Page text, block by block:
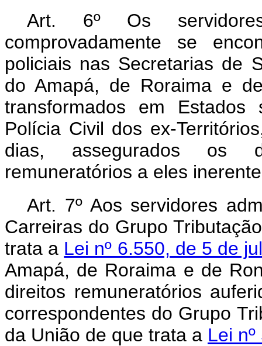
Art. 6º Os
comprovadamente se
policiais nas Secretarias de
do Amapá, de Roraima e
transformados em
Polícia Civil dos ex-
dias, assegurados os
remuneratórios a eles
Art. 7º Aos servidores
Carreiras do Grupo
trata a Lei nº 6.550, de 5 de
Amapá, de Roraima e de
direitos remuneratórios
correspondentes do Grupo
da União de que trata a Lei